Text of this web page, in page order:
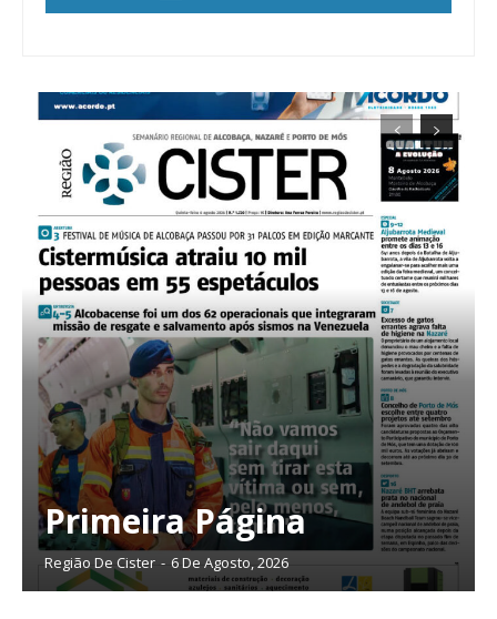
Planos de Assinatura
Faça-se assinante do Região de Cister e ajude-nos a manter este serviço
público!
Sendo assinante terá acesso a todos os conteúdos exclusivos e versões
digitais.
Escolha o plano de assinatura desejado:
ASSINATURA
Primeira Página
Região De Cister - 6 De Agosto, 2026